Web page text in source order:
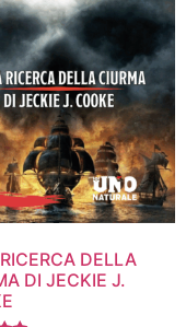
DELLA
DI JECKIE J.